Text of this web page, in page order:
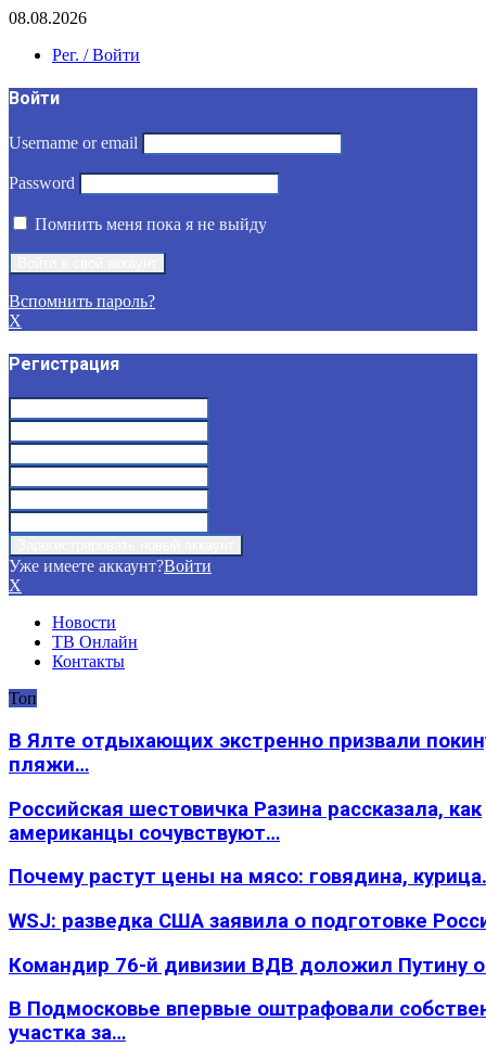
08.08.2026
Рег. / Войти
Войти
Username or email
Password
Помнить меня пока я не выйду
Вспомнить пароль?
X
Регистрация
Уже имеете аккаунт?Войти
X
Новости
ТВ Онлайн
Контакты
Топ
В Ялте отдыхающих экстренно призвали
пляжи…
Российская шестовичка Разина рассказала, как
американцы сочувствуют…
Почему растут цены на мясо: говядина,
WSJ: разведка США заявила о подготовке
Командир 76-й дивизии ВДВ доложил Путину
В Подмосковье впервые оштрафовали
участка за…